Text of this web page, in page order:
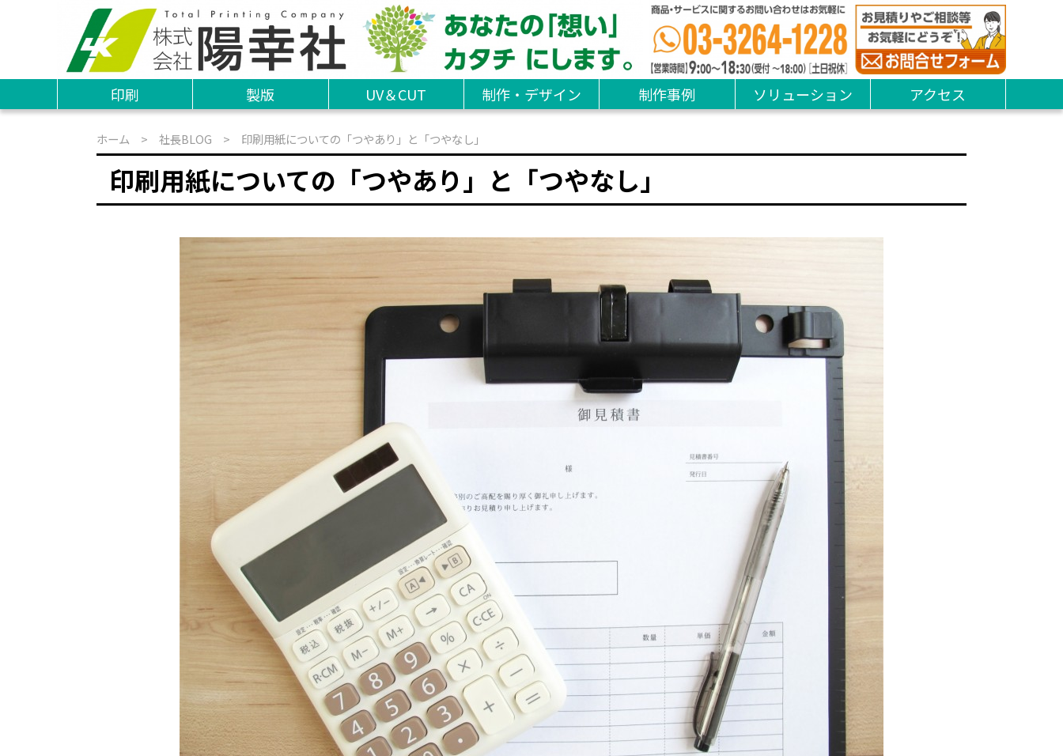
印刷 製版 UV＆CUT 制作・デザイン 制作事例 ソリューション アクセス
ホーム > 社長BLOG > 印刷用紙についての「つやあり」と「つやなし」
印刷用紙についての「つやあり」と「つやなし」